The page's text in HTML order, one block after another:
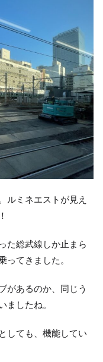
ルミネエストが見え
た総武線しか止まら
ってきました。
があるのか、同じう
ましたね。
しても、機能してい